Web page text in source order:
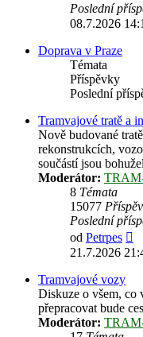
Poslední
08.7.2026
Doprava v Praze
Témata
Příspěvky
Poslední
Tramvajové tratě a
Nově budované
rekonstrukcích,
součástí jsou
Moderátor:
8 Témata
15077
Poslední
od Petrpes
21.7.2026
Tramvajové vozy
Diskuze o všem, co
přepracovat bude
Moderátor: